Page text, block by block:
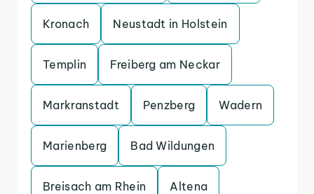
Kronach Neustadt in Holstein
Templin Freiberg am Neckar
Markranstadt Penzberg Wadern
Marienberg Bad Wildungen
Breisach am Rhein Altena